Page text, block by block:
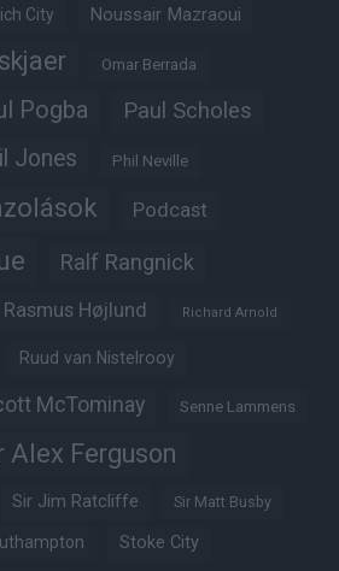
City Noussair Mazraoui
Omar Berrada
Pogba Paul Scholes
Jones Phil Neville
Podcast
Ralf Rangnick
Rasmus Højlund Richard Arnold
Ruud van Nistelrooy
McTominay Senne Lammens
Alex Ferguson
Sir Jim Ratcliffe Sir Matt Busby
Stoke City